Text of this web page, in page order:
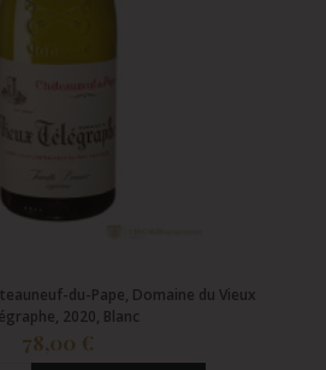
du-Pape, Domaine du Vieux
2020, Blanc
78,00 €